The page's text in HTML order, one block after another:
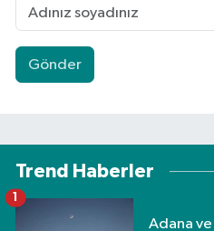
Gönder
Trend Haberler
Adana
1